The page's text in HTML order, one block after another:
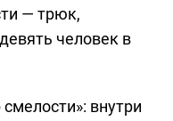
— трюк,
человек в
внутри